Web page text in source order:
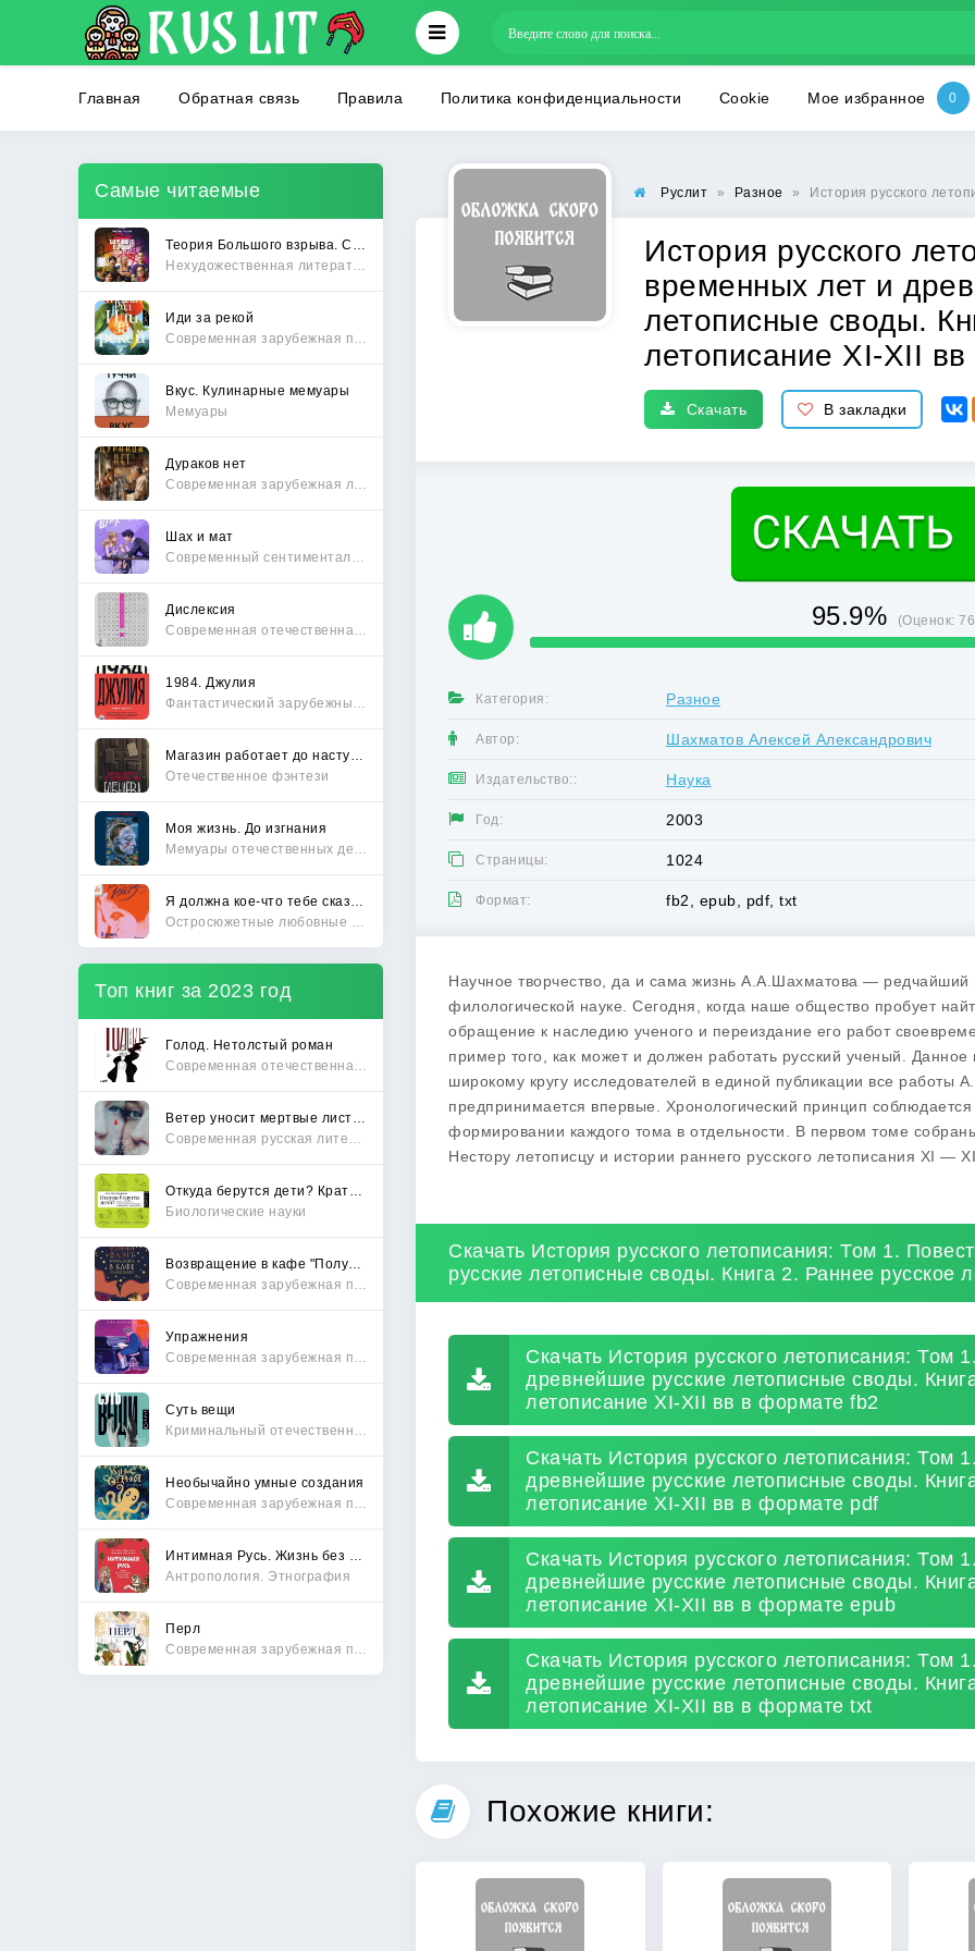
Главная Обратная связь Правила Политика конфиденциальности Cookie Мое избранное
Самые читаемые
Иди за рекой
Вкус. Кулинарные мемуары
Мемуары
Дураков нет
Шах и мат
Дислексия
1984. Джулия
Отечественное фэнтези
Моя жизнь. До изгнания
Топ книг за 2023 год
Голод. Нетолстый роман
Биологические науки
Упражнения
Суть вещи
Необычайно умные создания
Антропология. Этнография
Перл
Руслит » Разное » История русского летописания: Том 1.
История русского
временных лет и
летописные своды.
летописание XI-XII вв
Скачать В закладки
95.9% (Оценок:
Категория: Разное
Автор: Шахматов Алексей Александрович
Издательство:: Наука
Год: 2003
Страницы: 1024
Формат: fb2, epub, pdf, txt
Научное творчество, да и сама жизнь А.А.Шахматова — редчайший
филологической науке. Сегодня, когда наше общество пробует
обращение к наследию ученого и переиздание его работ
пример того, как может и должен работать русский ученый.
широкому кругу исследователей в единой публикации все работы
предпринимается впервые. Хронологический принцип
формировании каждого тома в отдельности. В первом томе
Нестору летописцу и истории раннего русского летописания XI —
Скачать История русского летописания: Том 1.
русские летописные своды. Книга 2. Раннее русское
Скачать История русского летописания: Том
древнейшие русские летописные своды.
летописание XI-XII вв в формате fb2
Скачать История русского летописания: Том
древнейшие русские летописные своды.
летописание XI-XII вв в формате pdf
Скачать История русского летописания: Том
древнейшие русские летописные своды.
летописание XI-XII вв в формате epub
Скачать История русского летописания: Том
древнейшие русские летописные своды.
летописание XI-XII вв в формате txt
Похожие книги: